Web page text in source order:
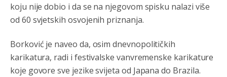
koju nije dobio i da se na njegovom spisku nalazi više
od 60 svjetskih osvojenih priznanja.
Borković je naveo da, osim dnevnopolitičkih
karikatura, radi i festivalske vanvremenske karikature
koje govore sve jezike svijeta od Japana do Brazila.
Evo dasak vijetra s Romanije,neko iz publike povika,ma
pusti ih ciganija...pocetkom ovog vjeka,neko rece za
Radovana i Ratka kaki su oni srbi...i poce dalje da
Анонимно2810587 8/7/2026 11:13
Proguglajte